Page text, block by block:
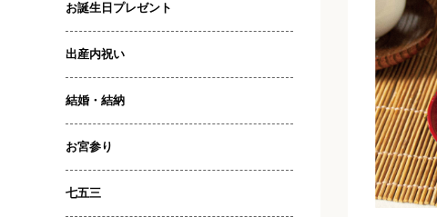
お誕生日プレゼント
出産内祝い
結婚・結納
お宮参り
七五三